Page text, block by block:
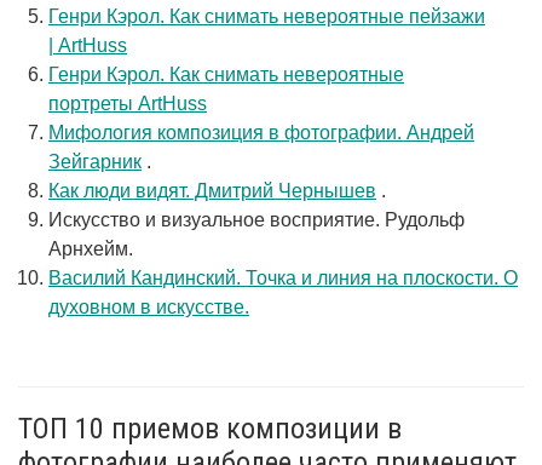
Генри Кэрол. Как снимать невероятные пейзажи
| ArtHuss
Генри Кэрол. Как снимать невероятные
портреты ArtHuss
Мифология композиция в фотографии. Андрей
Зейгарник .
Как люди видят. Дмитрий Чернышев .
Искусство и визуальное восприятие. Рудольф
Арнхейм.
Василий Кандинский. Точка и линия на плоскости. О
духовном в искусстве.
ТОП 10 приемов композиции в